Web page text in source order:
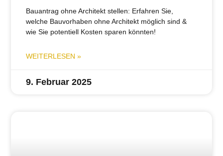
Bauantrag ohne Architekt stellen: Erfahren Sie,
welche Bauvorhaben ohne Architekt möglich sind &
wie Sie potentiell Kosten sparen könnten!
WEITERLESEN »
9. Februar 2025